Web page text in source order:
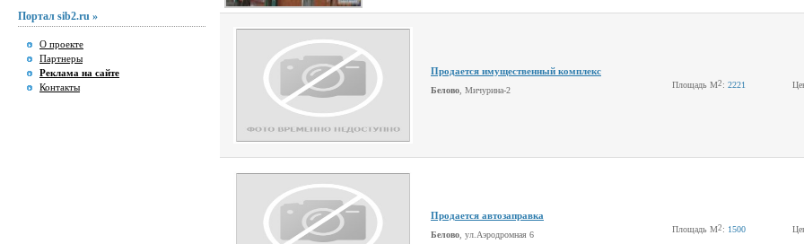
Портал sib2.ru »
О проекте
Партнеры
Реклама на сайте
Контакты
Продается имущественный комплекс
Белово , Мичурина-2
Площадь М2 : 2221
Продается автозаправка
Белово , ул.Аэродромная 6
Площадь М2 : 1500